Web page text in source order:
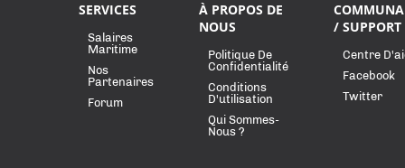
SERVICES
Salaires
Maritime
Nos
Partenaires
Forum
À PROPOS DE
NOUS
Politique De
Confidentialité
Conditions
D'utilisation
Qui Sommes-
Nous ?
/ SUPPORT
Centre
Facebook
Twitter